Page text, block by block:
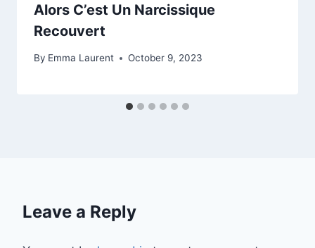
Alors C’est Un Narcissique
Recouvert
By Emma Laurent October 9, 2023
Leave a Reply